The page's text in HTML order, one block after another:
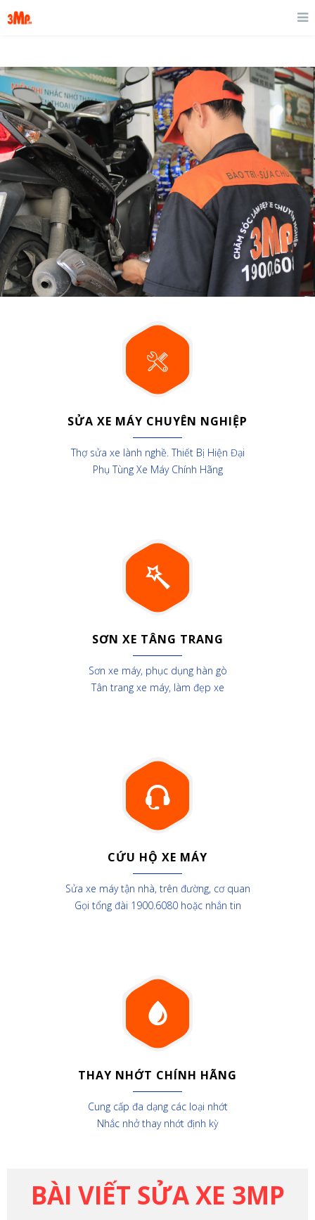
SỬA XE MÁY CHUYÊN NGHIỆP
Thợ sửa xe lành nghề. Thiết Bị Hiện Đại
Phụ Tùng Xe Máy Chính Hãng
SƠN XE TÂNG TRANG
Sơn xe máy, phục dụng hàn gò
Tân trang xe máy, làm đẹp xe
CỨU HỘ XE MÁY
Sửa xe máy tận nhà, trên đường, cơ quan
Gọi tổng đài 1900.6080 hoặc nhắn tin
THAY NHỚT CHÍNH HÃNG
Cung cấp đa dạng các loại nhớt
Nhắc nhở thay nhớt định kỳ
BÀI VIẾT SỬA XE 3MP